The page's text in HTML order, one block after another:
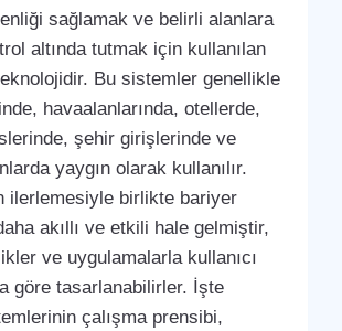
sağlamak ve belirli alanlara
altında tutmak için kullanılan
Bu sistemler genellikle
havaalanlarında, otellerde,
şehir girişlerinde ve
yaygın olarak kullanılır.
ilerlemesiyle birlikte bariyer
akıllı ve etkili hale gelmiştir,
ve uygulamalarla kullanıcı
göre tasarlanabilirler. İşte
çalışma prensibi,